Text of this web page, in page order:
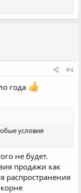
#4
года
условия
не будет.
продажи как
распространения